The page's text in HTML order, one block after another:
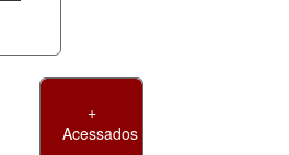
+
Acessados